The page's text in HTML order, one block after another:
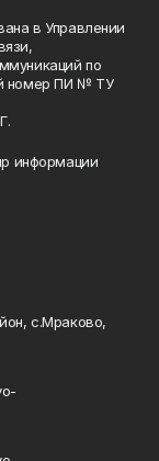
в Управлении
по
номер ПИ № ТУ
информации
с.Мраково,